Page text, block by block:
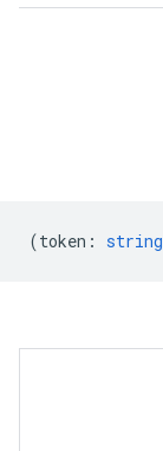
(token : string